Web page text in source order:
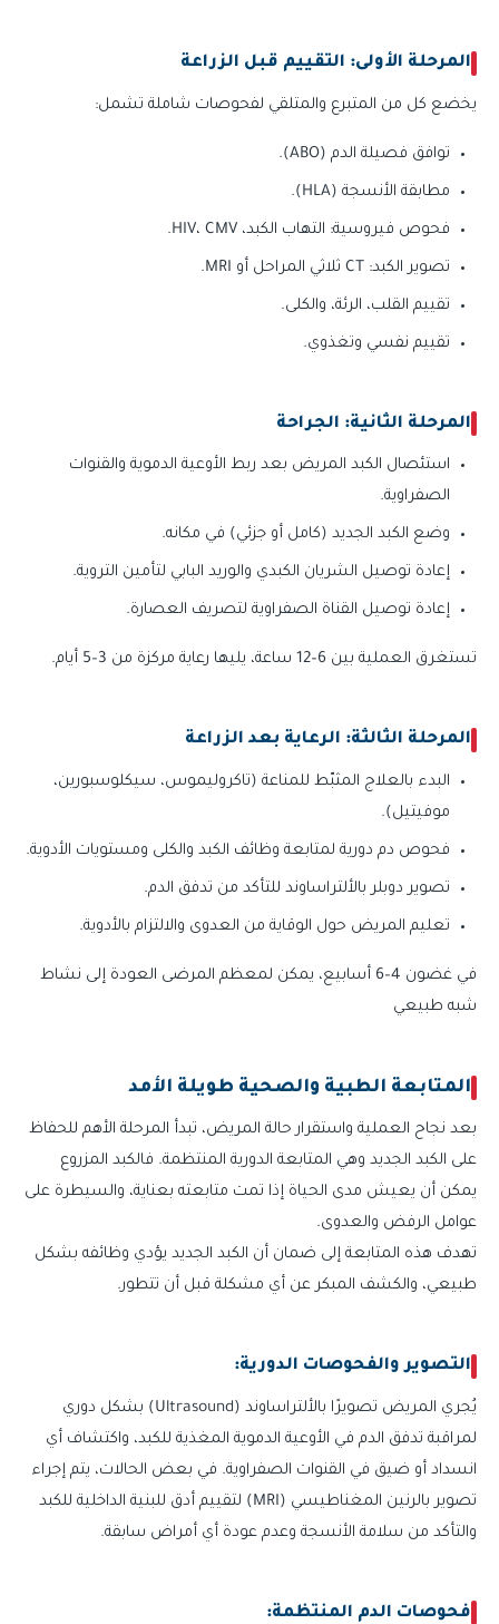
المرحلة الأولى: التقييم قبل الزراعة
يخضع كل من المتبرع والمتلقي لفحوصات شاملة تشمل:
توافق فصيلة الدم (ABO).
مطابقة الأنسجة (HLA).
فحوص فيروسية: التهاب الكبد، HIV، CMV.
تصوير الكبد: CT ثلاثي المراحل أو MRI.
تقييم القلب، الرئة، والكلى.
تقييم نفسي وتغذوي.
المرحلة الثانية: الجراحة
استئصال الكبد المريض بعد ربط الأوعية الدموية والقنوات
الصفراوية.
وضع الكبد الجديد (كامل أو جزئي) في مكانه.
إعادة توصيل الشريان الكبدي والوريد البابي لتأمين التروية.
إعادة توصيل القناة الصفراوية لتصريف العصارة.
تستغرق العملية بين 6–12 ساعة، يليها رعاية مركزة من 3–5 أيام.
المرحلة الثالثة: الرعاية بعد الزراعة
البدء بالعلاج المثبّط للمناعة (تاكروليموس، سيكلوسبورين،
موفيتيل).
فحوص دم دورية لمتابعة وظائف الكبد والكلى ومستويات الأدوية.
تصوير دوبلر بالألتراساوند للتأكد من تدفق الدم.
تعليم المريض حول الوقاية من العدوى والالتزام بالأدوية.
في غضون 4–6 أسابيع، يمكن لمعظم المرضى العودة إلى نشاط
شبه طبيعي
المتابعة الطبية والصحية طويلة الأمد
بعد نجاح العملية واستقرار حالة المريض، تبدأ المرحلة الأهم للحفاظ
على الكبد الجديد وهي المتابعة الدورية المنتظمة. فالكبد المزروع
يمكن أن يعيش مدى الحياة إذا تمت متابعته بعناية، والسيطرة على
عوامل الرفض والعدوى.
تهدف هذه المتابعة إلى ضمان أن الكبد الجديد يؤدي وظائفه بشكل
طبيعي، والكشف المبكر عن أي مشكلة قبل أن تتطور.
التصوير والفحوصات الدورية:
يُجري المريض تصويرًا بالألتراساوند (Ultrasound) بشكل دوري
لمراقبة تدفق الدم في الأوعية الدموية المغذية للكبد، واكتشاف أي
انسداد أو ضيق في القنوات الصفراوية. في بعض الحالات، يتم إجراء
تصوير بالرنين المغناطيسي (MRI) لتقييم أدق للبنية الداخلية للكبد
والتأكد من سلامة الأنسجة وعدم عودة أي أمراض سابقة.
فحوصات الدم المنتظمة: